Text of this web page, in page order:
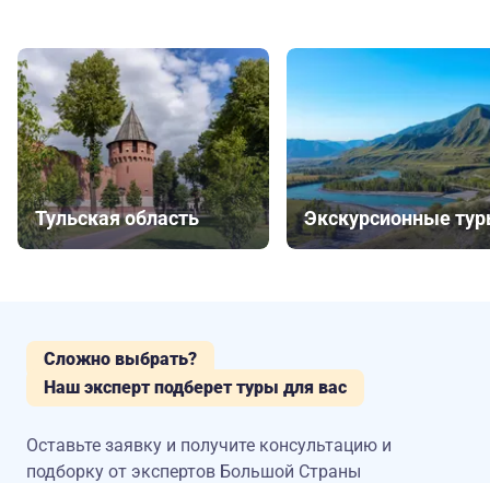
Тульская область Экскурсионные
Сложно выбрать?
Наш эксперт подберет туры для вас
Оставьте заявку и получите консультацию и
подборку от экспертов Большой Страны